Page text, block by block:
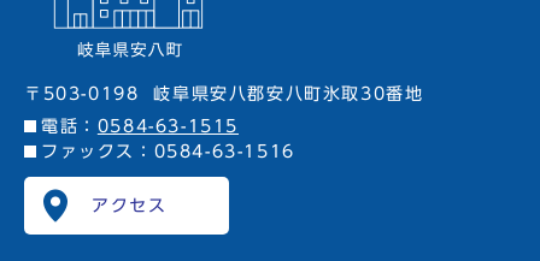
〒503-0198
岐阜県安八郡安八町氷取30番地
電話： 0584-63-1515
ファックス：0584-63-1516
アクセス